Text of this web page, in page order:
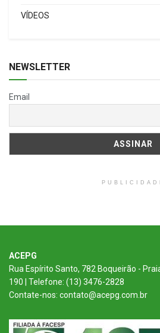
VÍDEOS
NEWSLETTER
Email
ACEPG
Rua Espírito Santo, 782 Boqueirão -
190 | Telefone: (13) 3476-2828
Contate-nos: contato@acepg.com.br